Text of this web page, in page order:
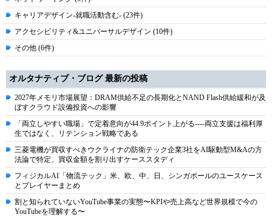
キャリアデザイン-就職活動含む- (23件)
アクセシビリティ&ユニバーサルデザイン (10件)
その他 (6件)
オルタナティブ・ブログ 最新の投稿
2027年メモリ市場展望：DRAM供給不足の長期化とNAND Flash供給緩和が及
ぼすクラウド設備投資への影響
「両立しやすい職場」で定着意向が44.9ポイント上がる----両立支援は福利厚
生ではなく、リテンション戦略である
三菱電機が買収すべきウクライナの防衛テック企業3社をAI駆動型M&Aの方
法論で特定、買収金額を割り出すケーススタディ
フィジカルAI「物流テック」米、欧、中、日、シンガポールのユースケース
とプレイヤーまとめ
割と知られていないYouTube事業の実態〜KPIや売上高など世界規模で今の
YouTubeを理解する〜